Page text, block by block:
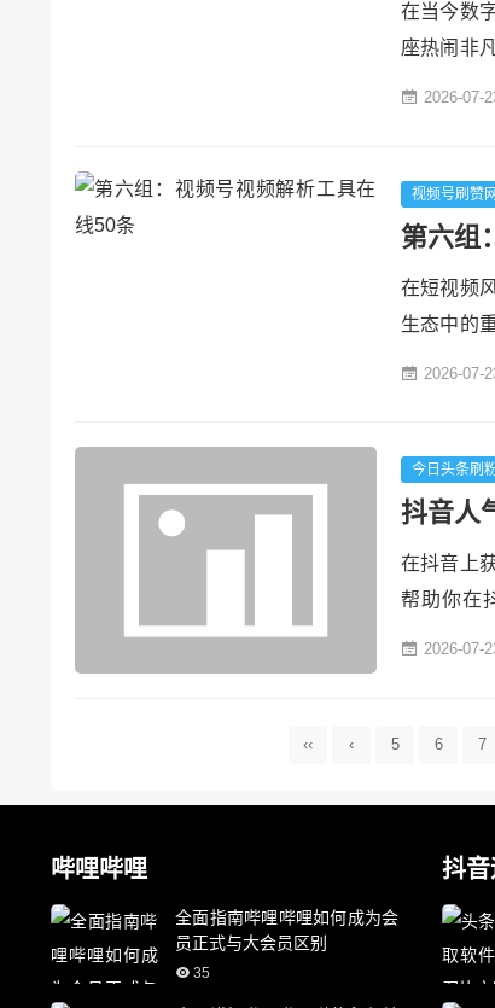
在当今数
座热闹非
量以及自
2026-07-
视频号刷赞
第六组
在短视频
生态中的
动性，但
2026-07-
今日头条刷
抖音人
在抖音上
帮助你在
晰、稳定
2026-07-
‹‹ ‹ 5 6 7
哔哩哔哩
全面指南哔哩哔哩如何成为会
员正式与大会员区别
35
抖